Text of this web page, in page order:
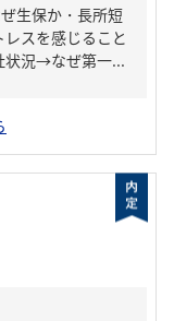
生保か・長所短
スを感じること
状況→なぜ第一...